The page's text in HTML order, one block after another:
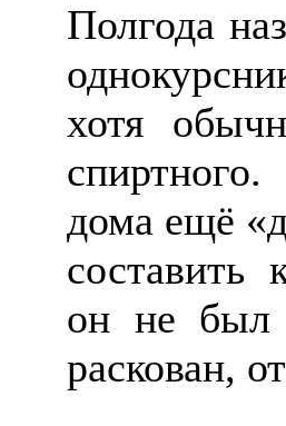
Полгода
хотя
дома ещё
составить
он не был
раскован,